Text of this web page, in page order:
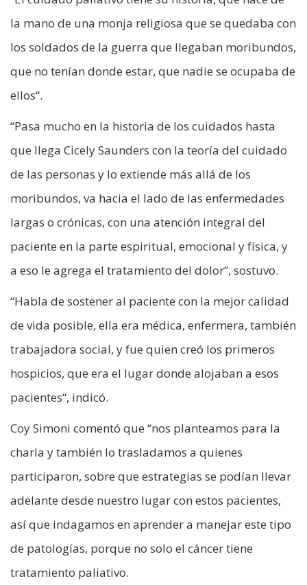
la mano de una monja religiosa que se quedaba con
los soldados de la guerra que llegaban moribundos,
que no tenían donde estar, que nadie se ocupaba de
ellos“.
“Pasa mucho en la historia de los cuidados hasta
que llega Cicely Saunders con la teoría del cuidado
de las personas y lo extiende más allá de los
moribundos, va hacia el lado de las enfermedades
largas o crónicas, con una atención integral del
paciente en la parte espiritual, emocional y física, y
a eso le agrega el tratamiento del dolor”, sostuvo.
“Habla de sostener al paciente con la mejor calidad
de vida posible, ella era médica, enfermera, también
trabajadora social, y fue quien creó los primeros
hospicios, que era el lugar donde alojaban a esos
pacientes“, indicó.
Coy Simoni comentó que “nos planteamos para la
charla y también lo trasladamos a quienes
participaron, sobre que estrategias se podían llevar
adelante desde nuestro lugar con estos pacientes,
así que indagamos en aprender a manejar este tipo
de patologías, porque no solo el cáncer tiene
tratamiento paliativo.